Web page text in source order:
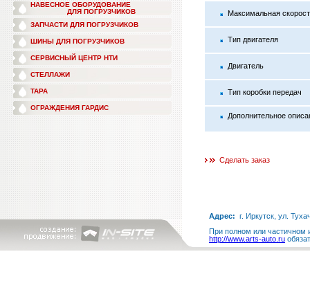
НАВЕСНОЕ ОБОРУДОВАНИЕ
ДЛЯ ПОГРУЗЧИКОВ
ЗАПЧАСТИ ДЛЯ ПОГРУЗЧИКОВ
ШИНЫ ДЛЯ ПОГРУЗЧИКОВ
СЕРВИСНЫЙ ЦЕНТР НТИ
СТЕЛЛАЖИ
ТАРА
ОГРАЖДЕНИЯ ГАРДИС
Максимальная
Тип двигателя
Двигатель
Тип коробки передач
Дополнительное
Сделать заказ
Адрес: г. Иркутск, ул.
При полном или частичном
http://www.arts-auto.ru